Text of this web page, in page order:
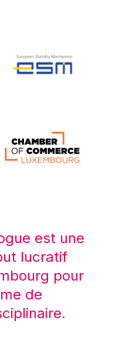
est une
lucratif
pour
de